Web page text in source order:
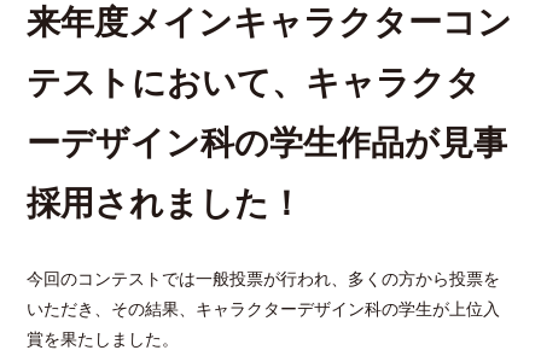
来年度メインキャラクターコン
テストにおいて、キャラクタ
ーデザイン科の学生作品が見事
採用されました！
今回のコンテストでは一般投票が行われ、多くの方から投票を
いただき、その結果、キャラクターデザイン科の学生が上位入
賞を果たしました。